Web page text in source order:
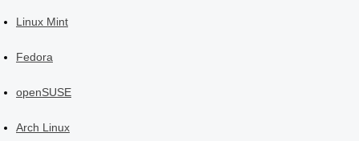
Linux Mint
Fedora
openSUSE
Arch Linux